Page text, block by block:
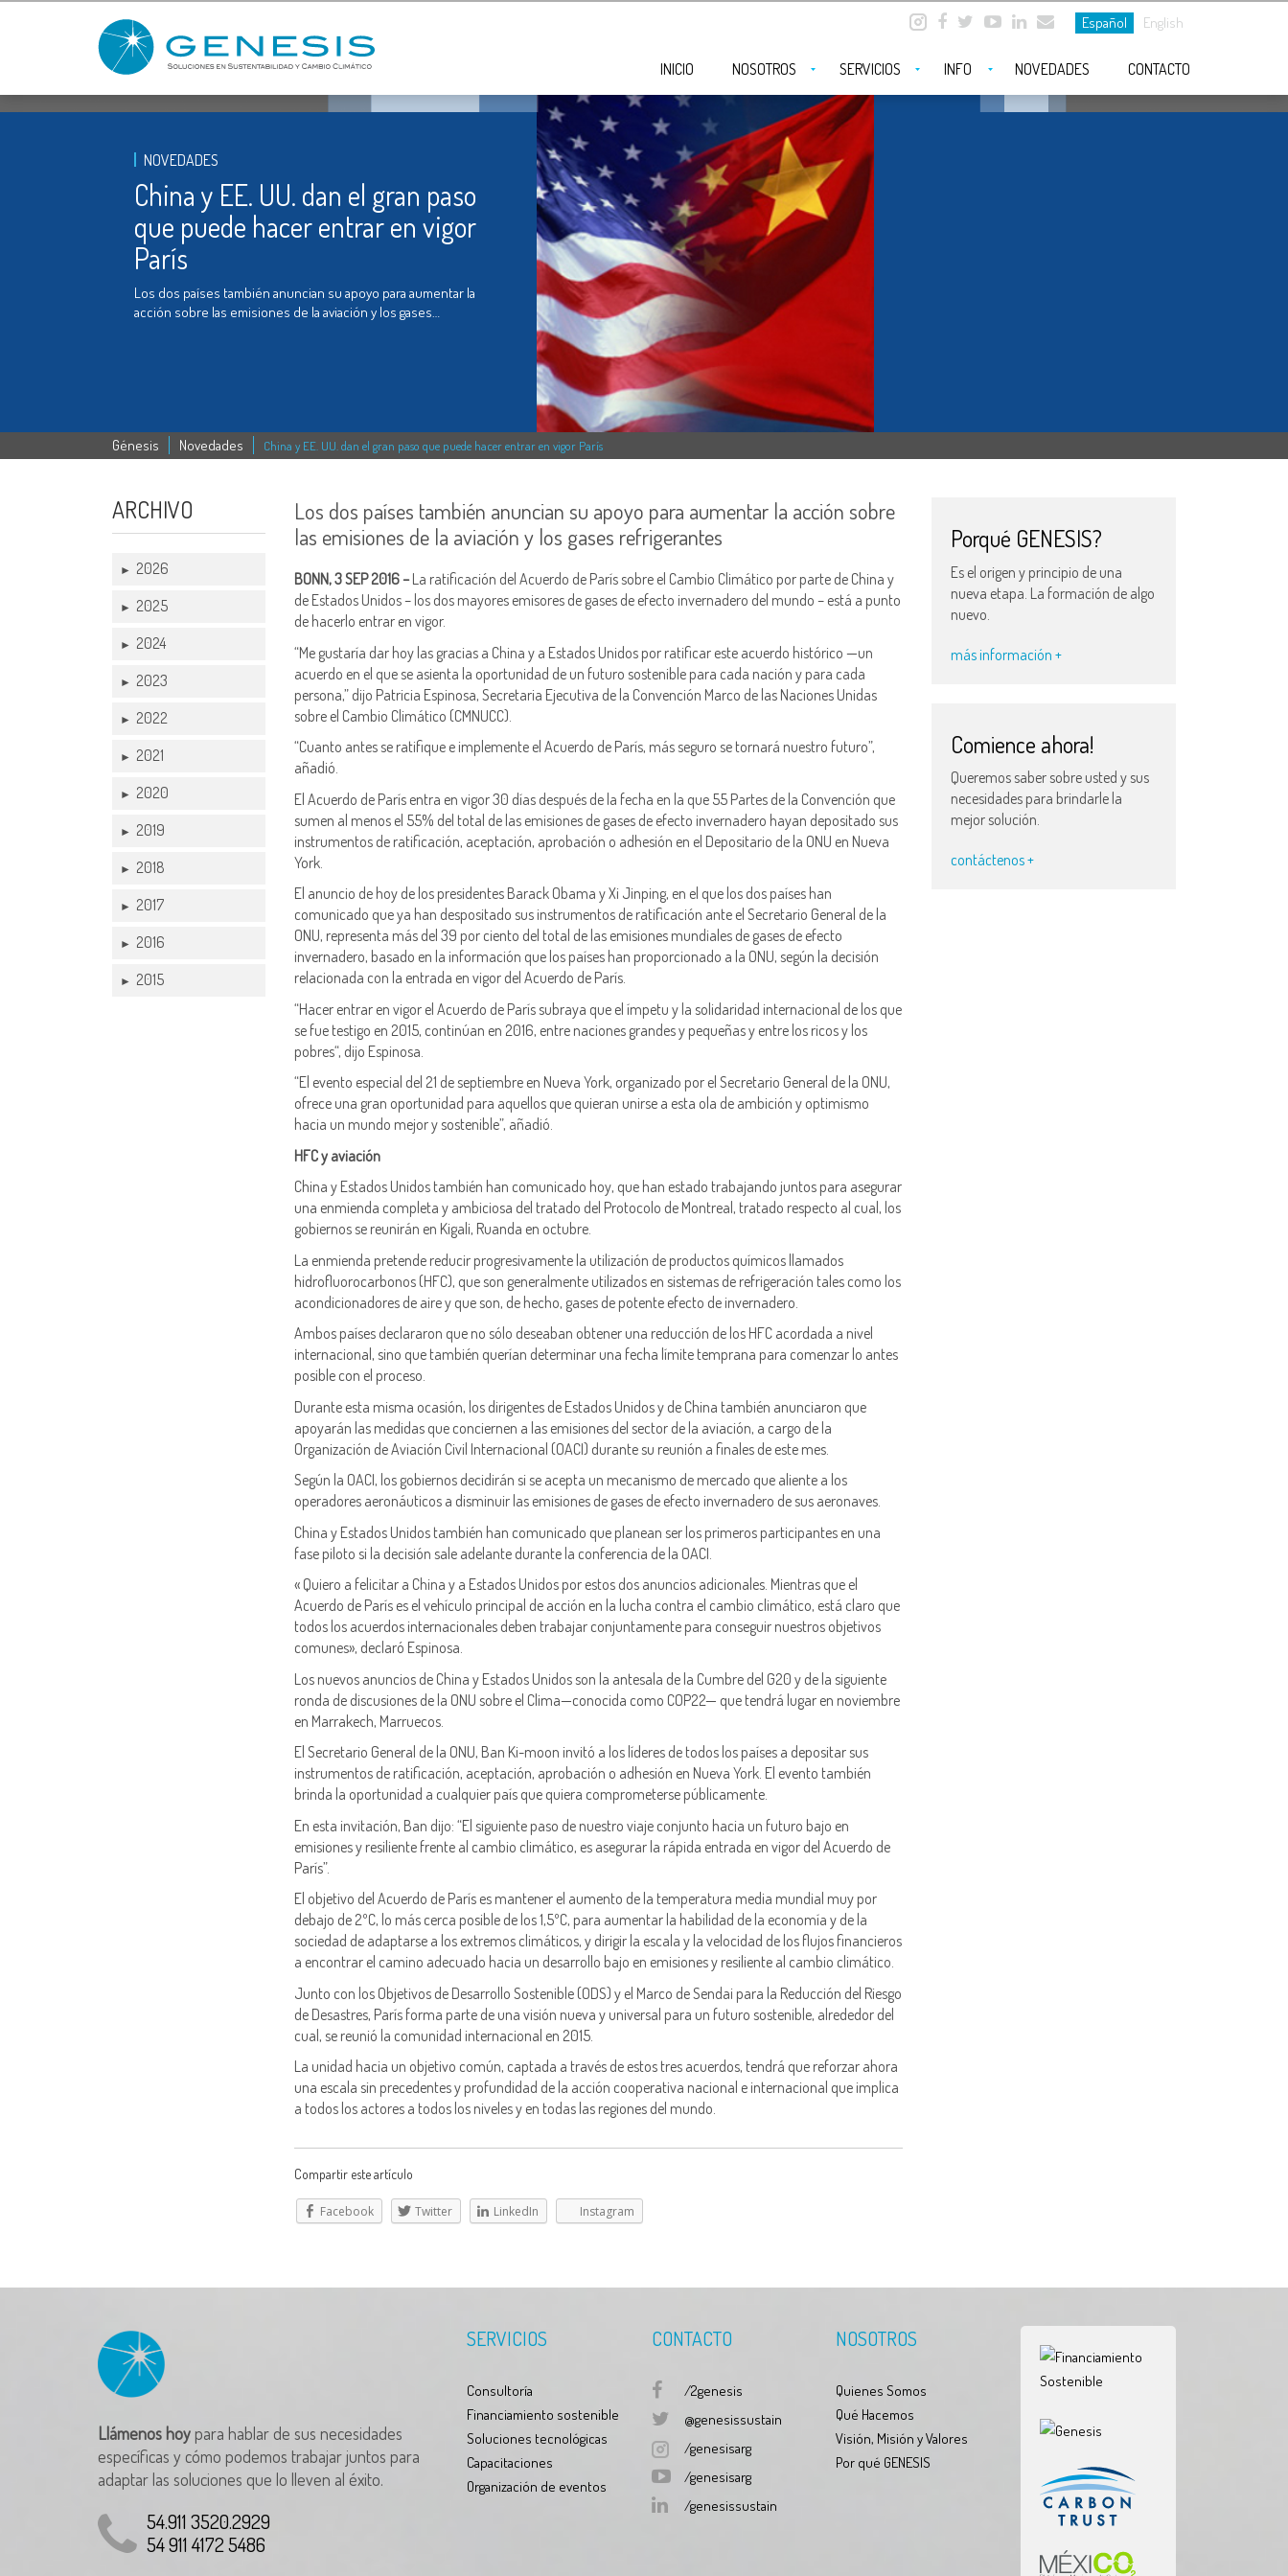
Español English
INICIO NOSOTROS SERVICIOS INFO NOVEDADES CONTACTO
NOVEDADES
China y EE. UU. dan el gran paso
que puede hacer entrar en vigor
París
Los dos países también anuncian su apoyo para aumentar la
acción sobre las emisiones de la aviación y los gases…
Génesis Novedades China y EE. UU. dan el gran paso que puede hacer entrar en vigor París
ARCHIVO
► 2026
► 2025
► 2024
► 2023
► 2022
► 2021
► 2020
► 2019
► 2018
► 2017
► 2016
► 2015
Los dos países también anuncian su apoyo para aumentar la acción sobre
las emisiones de la aviación y los gases refrigerantes
BONN, 3 SEP 2016 –La ratificación del Acuerdo de París sobre el Cambio Climático por parte de China y
de Estados Unidos – los dos mayores emisores de gases de efecto invernadero del mundo – está a punto
de hacerlo entrar en vigor.
“Me gustaría dar hoy las gracias a China y a Estados Unidos por ratificar este acuerdo histórico —un
acuerdo en el que se asienta la oportunidad de un futuro sostenible para cada nación y para cada
persona,” dijo Patricia Espinosa, Secretaria Ejecutiva de la Convención Marco de las Naciones Unidas
sobre el Cambio Climático (CMNUCC).
“Cuanto antes se ratifique e implemente el Acuerdo de París, más seguro se tornará nuestro futuro”,
añadió.
El Acuerdo de París entra en vigor 30 días después de la fecha en la que 55 Partes de la Convención que
sumen al menos el 55% del total de las emisiones de gases de efecto invernadero hayan depositado sus
instrumentos de ratificación, aceptación, aprobación o adhesión en el Depositario de la ONU en Nueva
York.
El anuncio de hoy de los presidentes Barack Obama y Xi Jinping, en el que los dos países han
comunicado que ya han despositado sus instrumentos de ratificación ante el Secretario General de la
ONU, representa más del 39 por ciento del total de las emisiones mundiales de gases de efecto
invernadero, basado en la información que los países han proporcionado a la ONU, según la decisión
relacionada con la entrada en vigor del Acuerdo de París.
“Hacer entrar en vigor el Acuerdo de París subraya que el ímpetu y la solidaridad internacional de los que
se fue testigo en 2015, continúan en 2016, entre naciones grandes y pequeñas y entre los ricos y los
pobres“, dijo Espinosa.
“El evento especial del 21 de septiembre en Nueva York, organizado por el Secretario General de la ONU,
ofrece una gran oportunidad para aquellos que quieran unirse a esta ola de ambición y optimismo
hacia un mundo mejor y sostenible”, añadió.
HFC y aviación
China y Estados Unidos también han comunicado hoy, que han estado trabajando juntos para asegurar
una enmienda completa y ambiciosa del tratado del Protocolo de Montreal, tratado respecto al cual, los
gobiernos se reunirán en Kigali, Ruanda en octubre.
La enmienda pretende reducir progresivamente la utilización de productos químicos llamados
hidrofluorocarbonos (HFC), que son generalmente utilizados en sistemas de refrigeración tales como los
acondicionadores de aire y que son, de hecho, gases de potente efecto de invernadero.
Ambos países declararon que no sólo deseaban obtener una reducción de los HFC acordada a nivel
internacional, sino que también querían determinar una fecha límite temprana para comenzar lo antes
posible con el proceso.
Durante esta misma ocasión, los dirigentes de Estados Unidos y de China también anunciaron que
apoyarán las medidas que conciernen a las emisiones del sector de la aviación, a cargo de la
Organización de Aviación Civil Internacional (OACI) durante su reunión a finales de este mes.
Según la OACI, los gobiernos decidirán si se acepta un mecanismo de mercado que aliente a los
operadores aeronáuticos a disminuir las emisiones de gases de efecto invernadero de sus aeronaves.
China y Estados Unidos también han comunicado que planean ser los primeros participantes en una
fase piloto si la decisión sale adelante durante la conferencia de la OACI.
« Quiero a felicitar a China y a Estados Unidos por estos dos anuncios adicionales. Mientras que el
Acuerdo de París es el vehículo principal de acción en la lucha contra el cambio climático, está claro que
todos los acuerdos internacionales deben trabajar conjuntamente para conseguir nuestros objetivos
comunes», declaró Espinosa.
Los nuevos anuncios de China y Estados Unidos son la antesala de la Cumbre del G20 y de la siguiente
ronda de discusiones de la ONU sobre el Clima—conocida como COP22— que tendrá lugar en noviembre
en Marrakech, Marruecos.
El Secretario General de la ONU, Ban Ki-moon invitó a los líderes de todos los países a depositar sus
instrumentos de ratificación, aceptación, aprobación o adhesión en Nueva York. El evento también
brinda la oportunidad a cualquier país que quiera comprometerse públicamente.
En esta invitación, Ban dijo: “El siguiente paso de nuestro viaje conjunto hacia un futuro bajo en
emisiones y resiliente frente al cambio climático, es asegurar la rápida entrada en vigor del Acuerdo de
París”.
El objetivo del Acuerdo de París es mantener el aumento de la temperatura media mundial muy por
debajo de 2ºC, lo más cerca posible de los 1,5ºC, para aumentar la habilidad de la economía y de la
sociedad de adaptarse a los extremos climáticos, y dirigir la escala y la velocidad de los flujos financieros
a encontrar el camino adecuado hacia un desarrollo bajo en emisiones y resiliente al cambio climático.
Junto con los Objetivos de Desarrollo Sostenible (ODS) y el Marco de Sendai para la Reducción del Riesgo
de Desastres, París forma parte de una visión nueva y universal para un futuro sostenible, alrededor del
cual, se reunió la comunidad internacional en 2015.
La unidad hacia un objetivo común, captada a través de estos tres acuerdos, tendrá que reforzar ahora
una escala sin precedentes y profundidad de la acción cooperativa nacional e internacional que implica
a todos los actores a todos los niveles y en todas las regiones del mundo.
Compartir este artículo
Facebook Twitter LinkedIn Instagram
Porqué GENESIS?
Es el origen y principio de una
nueva etapa. La formación de algo
nuevo.
más información +
Comience ahora!
Queremos saber sobre usted y sus
necesidades para brindarle la
mejor solución.
contáctenos +
Llámenos hoypara hablar de sus necesidades
específicas y cómo podemos trabajar juntos para
adaptar las soluciones que lo lleven al éxito.
54.911 3520.2929
54 911 4172 5486
SERVICIOS
Consultoría
Financiamiento sostenible
Soluciones tecnológicas
Capacitaciones
Organización de eventos
CONTACTO
/2genesis
@genesissustain
/genesisarg
/genesisarg
/genesissustain
NOSOTROS
Quienes Somos
Qué Hacemos
Visión, Misión y Valores
Por qué GENESIS